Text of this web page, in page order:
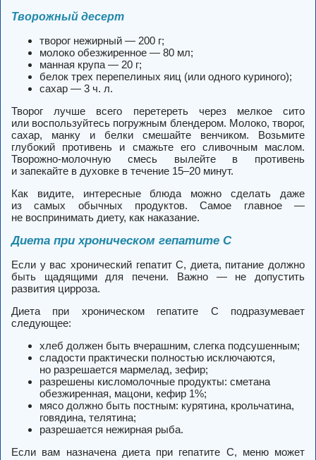
Творожный десерт
творог нежирный — 200 г;
молоко обезжиренное — 80 мл;
манная крупа — 20 г;
белок трех перепелиных яиц (или одного куриного);
сахар — 3 ч. л.
Творог лучше всего перетереть через мелкое сито
или воспользуйтесь погружным блендером. Молоко, творог,
сахар, манку и белки смешайте венчиком. Возьмите
глубокий противень и смажьте его сливочным маслом.
Творожно-молочную смесь вылейте в противень
и запекайте в духовке в течение 15–20 минут.
Как видите, интересные блюда можно сделать даже
из самых обычных продуктов. Самое главное —
не воспринимать диету, как наказание.
Диета при хроническом гепатите С
Если у вас хронический гепатит С, диета, питание должно
быть щадящими для печени. Важно — не допустить
развития цирроза.
Диета при хроническом гепатите С подразумевает
следующее:
хлеб должен быть вчерашним, слегка подсушенным;
сладости практически полностью исключаются,
но разрешается мармелад, зефир;
разрешены кисломолочные продукты: сметана
обезжиренная, мацони, кефир 1%;
мясо должно быть постным: курятина, крольчатина,
говядина, телятина;
разрешается нежирная рыба.
Если вам назначена диета при гепатите С, меню может